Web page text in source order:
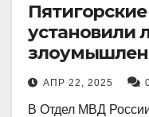
установили
АПР 22, 2025
В Отдел МВД